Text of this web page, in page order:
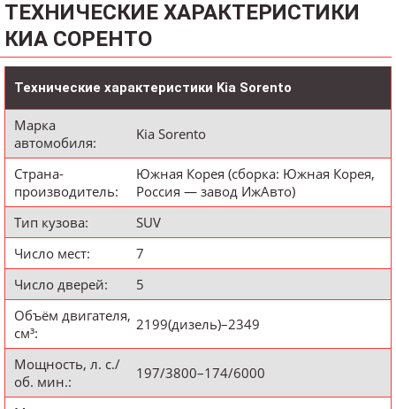
ТЕХНИЧЕСКИЕ ХАРАКТЕРИСТИКИ
КИА СОРЕНТО
Технические характеристики Kia Sorento
Марка
автомобиля:
Kia Sorento
Страна-
производитель:
Южная Корея (сборка: Южная Корея,
Россия — завод ИжАвто)
Тип кузова:
SUV
Число мест:
7
Число дверей:
5
Объём двигателя,
см³:
2199(дизель)–2349
Мощность, л. с./
об. мин.:
197/3800–174/6000